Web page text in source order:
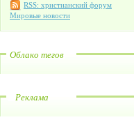
RSS: христианский форум
Мировые новости
Облако тегов
Реклама